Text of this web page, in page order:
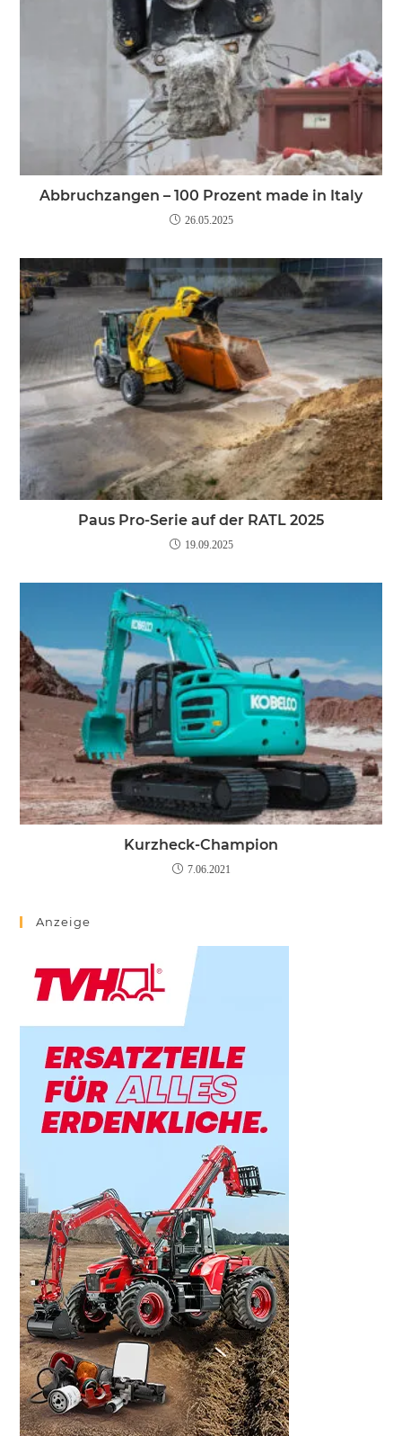
Abbruchzangen – 100 Prozent made in Italy
26.05.2025
Paus Pro-Serie auf der RATL 2025
19.09.2025
Kurzheck-Champion
7.06.2021
Anzeige